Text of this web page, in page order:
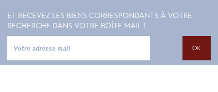
ET RECEVEZ LES BIENS CORRESPONDANTS À VOTRE
RECHERCHE DANS VOTRE BOÎTE MAIL !
OK